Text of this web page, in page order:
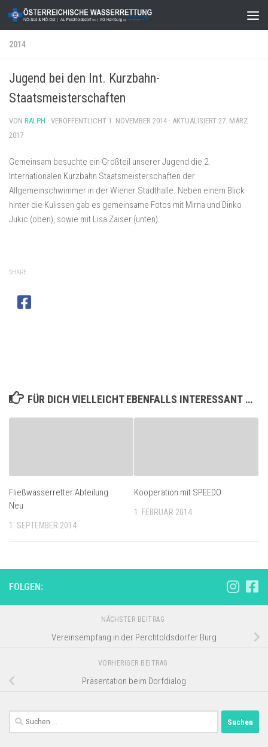
Zum Inhalt springen
2014
Jugend bei den Int. Kurzbahn-
Staatsmeisterschaften
VON RALPH · VERÖFFENTLICHT 1. NOVEMBER 2014 · AKTUALISIERT 27. MÄRZ
2017
Gemeinsam besuchte ein Großteil unserer Jugend die 2.
Internationalen Kurzbahn Staatsmeisterschaften der
Allgemeinschwimmer in der Wiener Stadthalle. Neben einem Blick
hinter die Kulissen gab es gemeinsame Fotos mit Mirna und Dinko
Jukic (oben), sowie mit Lisa Zaiser (unten).
SHARE
FÜR DICH VIELLEICHT EBENFALLS INTERESSANT …
Fließwasserretter Abteilung
Neu
1. SEPTEMBER 2014
Kooperation mit SPEEDO
1. FEBRUAR 2014
FOLGEN:
NÄCHSTER BEITRAG
Vereinsempfang in der Perchtoldsdorfer Burg
VORHERIGER BEITRAG
Präsentation beim Dorfdialog
Suchen
nach: